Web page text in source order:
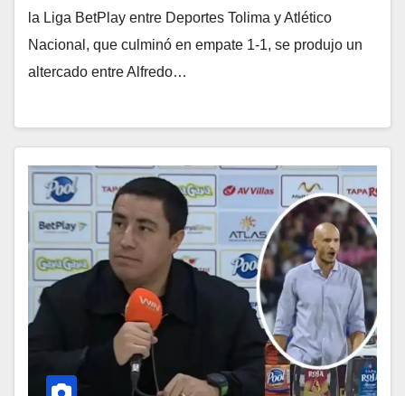
la Liga BetPlay entre Deportes Tolima y Atlético
Nacional, que culminó en empate 1-1, se produjo un
altercado entre Alfredo…